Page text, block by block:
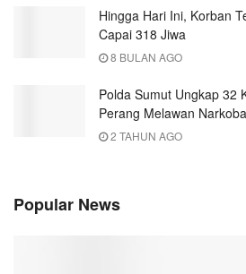
Hingga Hari Ini, Korban
Capai 318 Jiwa
8 BULAN AGO
Polda Sumut Ungkap 32
Perang Melawan Narkoba
2 TAHUN AGO
Popular News